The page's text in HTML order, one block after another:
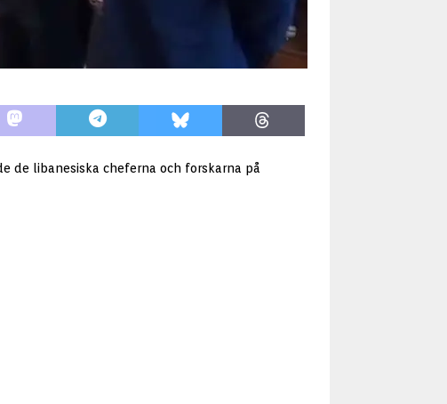
de libanesiska cheferna och forskarna på